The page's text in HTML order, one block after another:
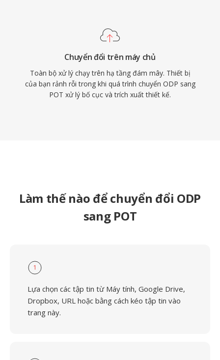
Chuyển đổi trên máy chủ
Toàn bộ xử lý chạy trên hạ tầng đám mây. Thiết bị
của bạn rảnh rỗi trong khi quá trình chuyển ODP sang
POT xử lý bố cục và trích xuất thiết kế.
Làm thế nào để chuyển đổi ODP
sang POT
1
Lựa chọn các tập tin từ Máy tính, Google Drive,
Dropbox, URL hoặc bằng cách kéo tập tin vào
trang này.